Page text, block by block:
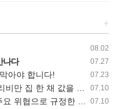
+
08.02
07.27
나다
07.23
아야 합니다!
07.10
채 값을 내는 비즈니스맨
07.10
한 새로운 대테러 전략 서명